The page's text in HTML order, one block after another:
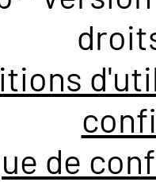
de